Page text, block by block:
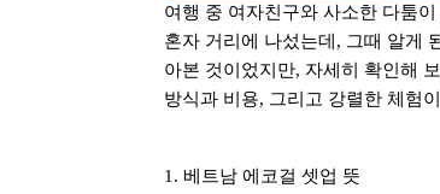
여행 중 여자친구와 사소한 다툼
혼자 거리에 나섰는데 , 그때 알게
아본 것이었지만, 자세히 확인해
방식과 비용, 그리고 강렬한 체험
1. 베트남 에코걸 셋업 뜻